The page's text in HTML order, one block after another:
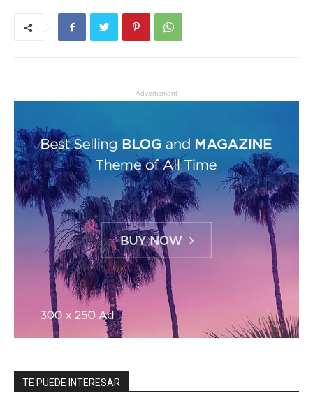
- Advertisment -
TE PUEDE INTERESAR